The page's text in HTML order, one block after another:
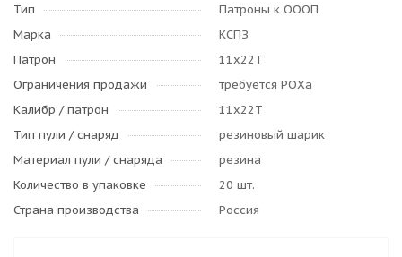
Тип
Патроны к ОООП
Марка
КСПЗ
Патрон
11х22Т
Ограничения продажи
требуется РОХа
Калибр / патрон
11х22Т
Тип пули / cнаряд
резиновый шарик
Материал пули / снаряда
резина
Количество в упаковке
20 шт.
Страна производства
Россия